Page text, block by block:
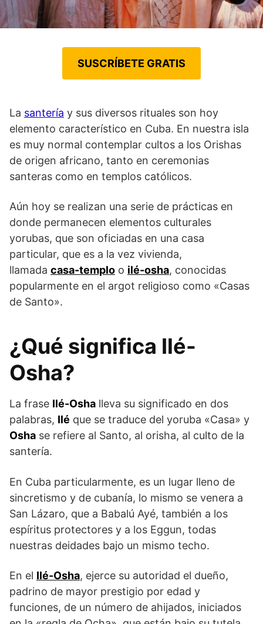
SUSCRÍBETE GRATIS
La santería y sus diversos rituales son hoy
elemento característico en Cuba. En nuestra isla
es muy normal contemplar cultos a los Orishas
de origen africano, tanto en ceremonias
santeras como en templos católicos.
Aún hoy se realizan una serie de prácticas en
donde permanecen elementos culturales
yorubas, que son oficiadas en una casa
particular, que es a la vez vivienda,
llamada casa-templo o ilé-osha, conocidas
popularmente en el argot religioso como «Casas
de Santo».
¿Qué significa Ilé-
Osha?
La frase Ilé-Osha lleva su significado en dos
palabras, Ilé que se traduce del yoruba «Casa» y
Osha se refiere al Santo, al orisha, al culto de la
santería.
En Cuba particularmente, es un lugar lleno de
sincretismo y de cubanía, lo mismo se venera a
San Lázaro, que a Babalú Ayé, también a los
espíritus protectores y a los Eggun, todas
nuestras deidades bajo un mismo techo.
En el Ilé-Osha, ejerce su autoridad el dueño,
padrino de mayor prestigio por edad y
funciones, de un número de ahijados, iniciados